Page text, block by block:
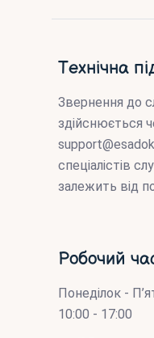
Технічна
Звернення до
здійснюється
спеціалістів
залежить від
Робочий
Понеділок -
10:00 - 17:00